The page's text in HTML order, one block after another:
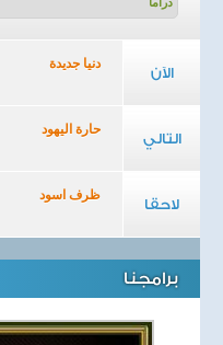
الآن
دنيا جديدة
التالي
حارة اليهود
لاحقا
ظرف اسود
برامجنا